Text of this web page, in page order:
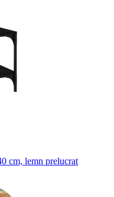
cm, lemn prelucrat